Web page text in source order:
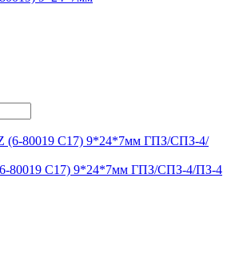
80019 С17) 9*24*7мм ГПЗ/СПЗ-4/ПЗ-4